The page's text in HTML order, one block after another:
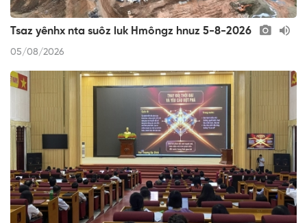
Tsaz yênhx nta suôz luk Hmôngz hnuz 5-8-2026
05/08/2026